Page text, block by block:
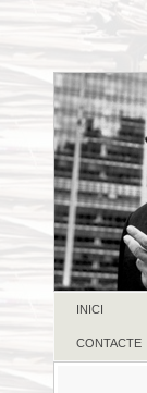
INICI
CONTACTE